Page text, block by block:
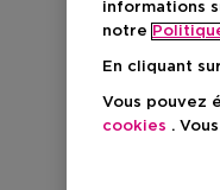
informations
notre
En cliquant
Vous pouvez
cookies .